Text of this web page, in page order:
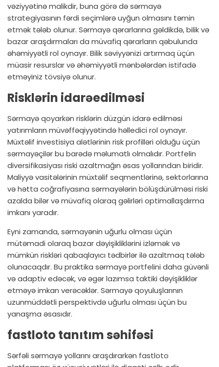
vəziyyətinə malikdir, buna görə də sərmayə
strategiyasının fərdi seçimlərə uyğun olmasını təmin
etmək tələb olunur. Sərmayə qərarlarına gəldikdə, bilik və
bazar araşdırmaları da müvafiq qərarların qəbulunda
əhəmiyyətli rol oynayır. Bilik səviyyənizi artırmaq üçün
müasir resurslar və əhəmiyyətli mənbələrdən istifadə
etməyiniz tövsiyə olunur.
Risklərin idarəedilməsi
Sərmayə qoyarkən risklərin düzgün idarə edilməsi
yatırımların müvəffəqiyyətində həlledici rol oynayır.
Müxtəlif investisiya alətlərinin risk profilləri olduğu üçün
sərmayəçilər bu barədə məlumatlı olmalıdır. Portfelin
diversifikasiyası riski azaltmağın əsas yollarından biridir.
Maliyyə vasitələrinin müxtəlif seqmentlərinə, sektorlarına
və hətta coğrafiyasına sərmayələrin bölüşdürülməsi riski
azalda bilər və müvafiq olaraq gəlirləri optimallaşdırma
imkanı yaradır.
Eyni zamanda, sərmayənin uğurlu olması üçün
mütəmadi olaraq bazar dəyişikliklərini izləmək və
mümkün riskləri qabaqlayıcı tədbirlər ilə azaltmaq tələb
olunacaqdır. Bu praktika sərmayə portfelini daha güvənli
və adaptiv edəcək, və əgər lazımsa taktiki dəyişikliklər
etməyə imkan verəcəklər. Sərmayə qoyuluşlarının
uzunmüddətli perspektivdə uğurlu olması üçün bu
yanaşma əsasıdır.
fastloto tanıtım səhifəsi
Sərfəli sərmayə yollarını araşdırarkən fastloto